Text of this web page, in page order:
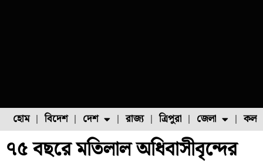
হোম বিদেশ দেশ
ফুল চাষ ফল চাষ মাছ চাষ পোল্ট্রি চাষ
রাজ্য ত্রিপুরা জেলা
উত্তর ২৪ পরগনা
৭৫ বছরে মতিলাল অধিবাসীবৃন্দের